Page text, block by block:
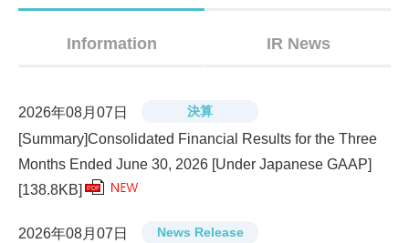
Information IR News
2026年08月07日 決算
[Summary]Consolidated Financial Results for the Three
Months Ended June 30, 2026 [Under Japanese GAAP]
[138.8KB]
PDF
2026年08月07日 News Release